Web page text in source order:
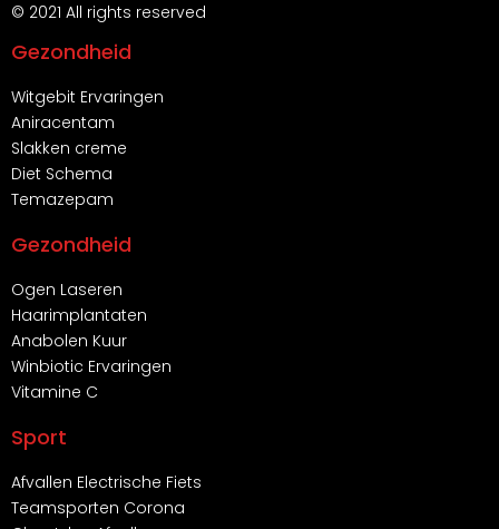
© 2021 All rights reserved
Gezondheid
Witgebit Ervaringen
Aniracentam
Slakken creme
Diet Schema
Temazepam
Gezondheid
Ogen Laseren
Haarimplantaten
Anabolen Kuur
Winbiotic Ervaringen
Vitamine C
Sport
Afvallen Electrische Fiets
Teamsporten Corona